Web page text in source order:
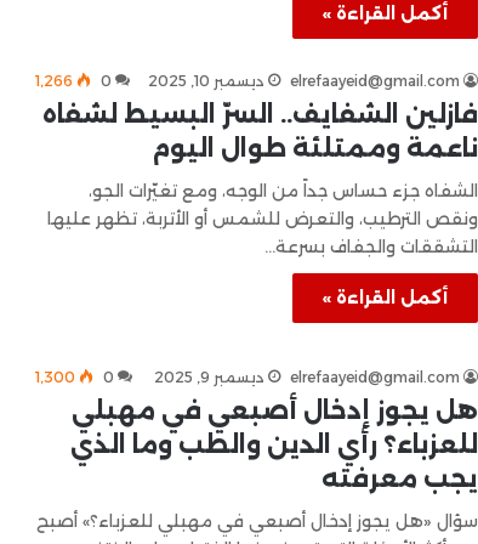
أكمل القراءة »
elrefaayeid@gmail.com ديسمبر 10, 2025 0 1٬266
فازلين الشفايف.. السرّ البسيط لشفاه
ناعمة وممتلئة طوال اليوم
الشفاه جزء حساس جداً من الوجه، ومع تغيّرات الجو،
ونقص الترطيب، والتعرض للشمس أو الأتربة، تظهر عليها
التشققات والجفاف بسرعة…
أكمل القراءة »
elrefaayeid@gmail.com ديسمبر 9, 2025 0 1٬300
هل يجوز إدخال أصبعي في مهبلي
للعزباء؟ رأي الدين والطب وما الذي
يجب معرفته
سؤال «هل يجوز إدخال أصبعي في مهبلي للعزباء؟» أصبح